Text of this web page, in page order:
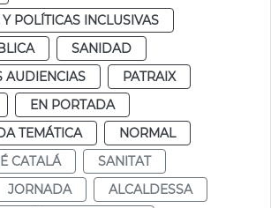
POLÍTICAS INCLUSIVAS
SANIDAD
AUDIENCIAS
PATRAIX
EN PORTADA
TEMÁTICA
NORMAL
CATALÁ
SANITAT
JORNADA
ALCALDESSA